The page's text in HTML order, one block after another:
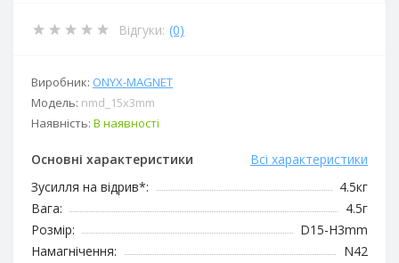
Відгуки: (0)
Виробник: ОNYX-MAGNET
Модель: nmd_15x3mm
Наявність: В наявності
Основні характеристики
Всі характеристики
Зусилля на відрив*:
4.5кг
Вага:
4.5г
Розмір:
D15-H3mm
Намагнічення:
N42